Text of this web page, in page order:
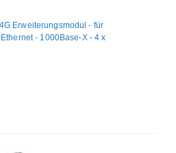
Erweiterungsmodul - für
- 1000Base-X - 4 x